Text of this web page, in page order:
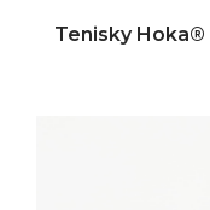
Tenisky Hoka®